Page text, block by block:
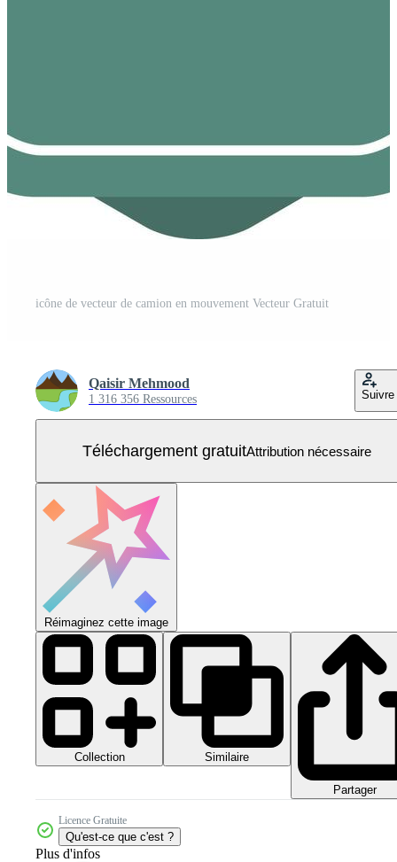
icône de vecteur de camion en mouvement Vecteur Gratuit
Qaisir Mehmood
1 316 356 Ressources Suivre
Téléchargement gratuitAttribution nécessaire
Réimaginez cette image
Collection Similaire
Partager
Licence Gratuite
Qu'est-ce que c'est ?
Plus d'infos